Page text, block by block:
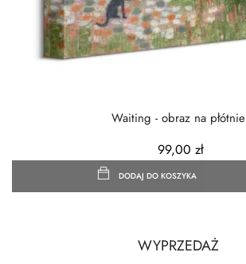
Waiting - obraz na płótnie
99,00 zł
DODAJ DO KOSZYKA
WYPRZEDAŻ